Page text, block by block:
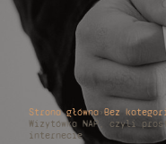
Strona główna›Bez
Wizytówka NAP, czyli
internecie